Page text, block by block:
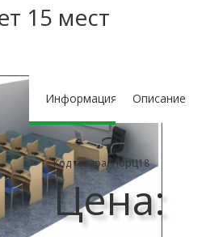
15 мест
Информация Описание
Код товара: НорЦ18
Цена: